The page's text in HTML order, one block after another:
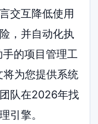
交互降低使用
，并自动化执
的项目管理工
将为您提供系统
队在2026年找
引擎。